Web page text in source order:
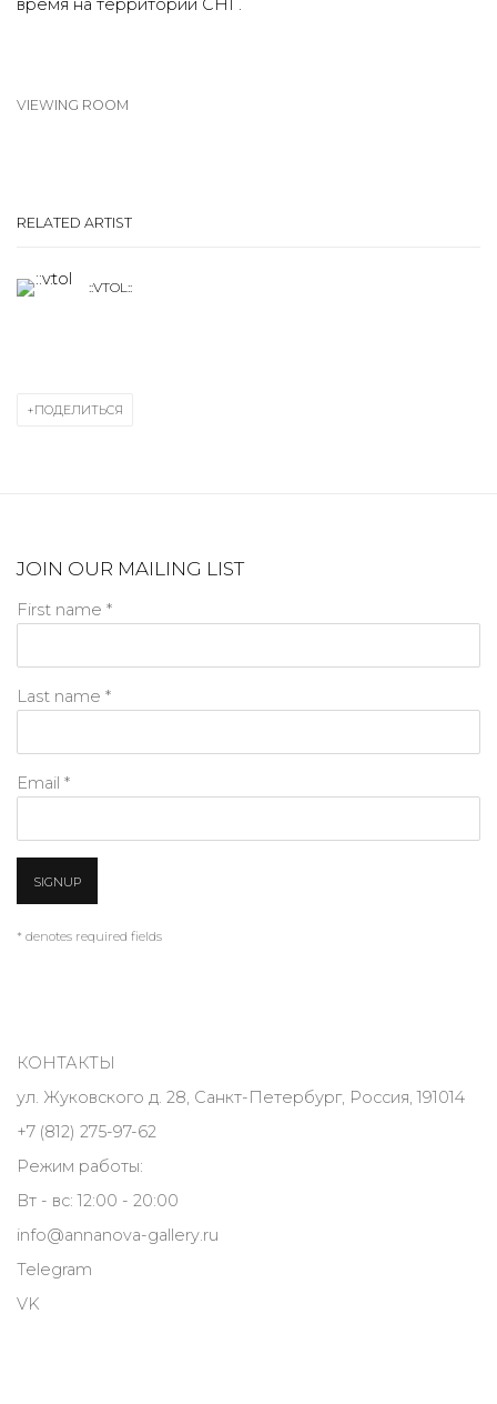
время на территории СНГ.
VIEWING ROOM
RELATED ARTIST
::VTOL::
ПОДЕЛИТЬСЯ
JOIN OUR MAILING LIST
First name *
Last name *
Email *
SIGNUP
* denotes required fields
КОНТАКТЫ
ул. Жуковского д. 28, Санкт-Петербург, Россия, 191014
+7 (812) 275-97-62
Режим работы:
Вт - вс: 12:00 - 20:00
info@annanova-gallery.ru
Telegram
VK